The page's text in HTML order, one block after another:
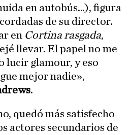
en autobús…), figura
de su director.
en Cortina rasgada,
llevar. El papel no me
lucir glamour, y eso
mejor nadie»,
.
quedó más satisfecho
actores secundarios de